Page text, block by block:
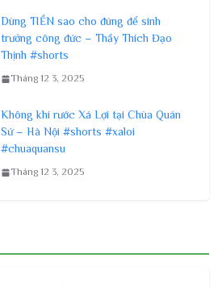
Dùng TIỀN sao cho đúng để sinh
trưởng công đức – Thầy Thích Đạo
Thịnh #shorts
Tháng 12 3, 2025
Không khí rước Xá Lợi tại Chùa Quán
Sứ – Hà Nội #shorts #xaloi
#chuaquansu
Tháng 12 3, 2025